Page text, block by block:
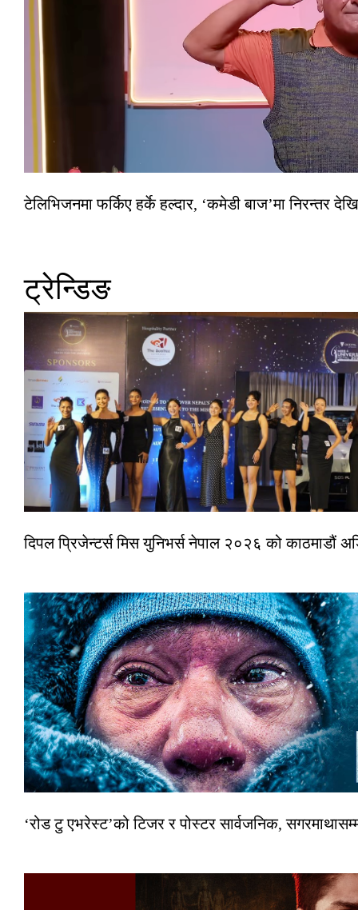
टेलिभिजनमा फर्किए हर्के हल्दार, ‘कमेडी बाज’मा निरन्तर
ट्रेन्डिङ
दिपल प्रिजेन्टर्स मिस युनिभर्स नेपाल २०२६ को काठमाडौं
‘रोड टु एभरेस्ट’को टिजर र पोस्टर सार्वजनिक,